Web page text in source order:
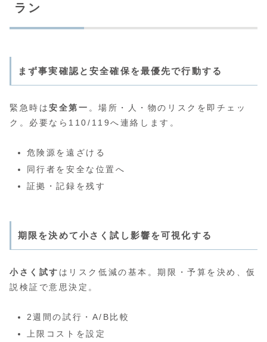
ラン
まず事実確認と安全確保を最優先で行動する
緊急時は安全第一 。場所・人・物のリスクを即チェッ
ク。必要なら110/119へ連絡します。
危険源を遠ざける
同行者を安全な位置へ
証拠・記録を残す
期限を決めて小さく試し影響を可視化する
小さく試す はリスク低減の基本。期限・予算を決め、仮
説検証で意思決定。
2週間の試行・A/B比較
上限コストを設定